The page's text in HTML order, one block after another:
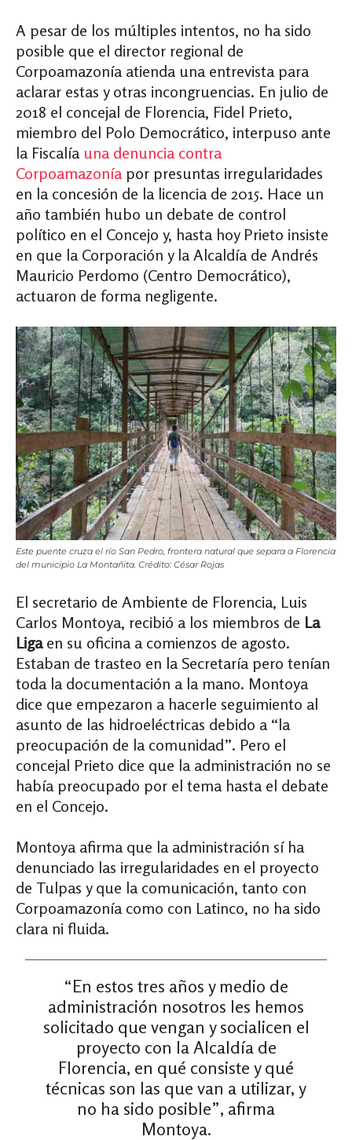
A pesar de los múltiples intentos, no ha sido
posible que el director regional de
Corpoamazonía atienda una entrevista para
aclarar estas y otras incongruencias. En julio de
2018 el concejal de Florencia, Fidel Prieto,
miembro del Polo Democrático, interpuso ante
la Fiscalía una denuncia contra
Corpoamazonía por presuntas irregularidades
en la concesión de la licencia de 2015. Hace un
año también hubo un debate de control
político en el Concejo y, hasta hoy Prieto insiste
en que la Corporación y la Alcaldía de Andrés
Mauricio Perdomo (Centro Democrático),
actuaron de forma negligente.
Este puente cruza el río San Pedro, frontera natural que separa a Florencia
del municipio La Montañita. Crédito: César Rojas
El secretario de Ambiente de Florencia, Luis
Carlos Montoya, recibió a los miembros de La
Ligaen su oficina a comienzos de agosto.
Estaban de trasteo en la Secretaría pero tenían
toda la documentación a la mano. Montoya
dice que empezaron a hacerle seguimiento al
asunto de las hidroeléctricas debido a “la
preocupación de la comunidad”. Pero el
concejal Prieto dice que la administración no se
había preocupado por el tema hasta el debate
en el Concejo.
Montoya afirma que la administración sí ha
denunciado las irregularidades en el proyecto
de Tulpas y que la comunicación, tanto con
Corpoamazonía como con Latinco, no ha sido
clara ni fluida.
“En estos tres años y medio de
administración nosotros les hemos
solicitado que vengan y socialicen el
proyecto con la Alcaldía de
Florencia, en qué consiste y qué
técnicas son las que van a utilizar, y
no ha sido posible”, afirma
Montoya.